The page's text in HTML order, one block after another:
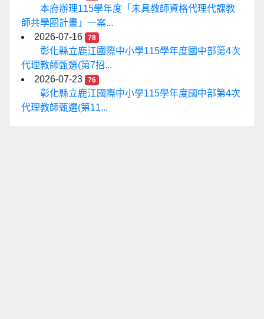
本府辦理115學年度「未具教師資格代理代課教
師共學圈計畫」一案...
2026-07-16
78
彰化縣立鹿江國際中小學115學年度國中部第4次
代理教師甄選(第7招...
2026-07-23
76
彰化縣立鹿江國際中小學115學年度國中部第4次
代理教師甄選(第11...